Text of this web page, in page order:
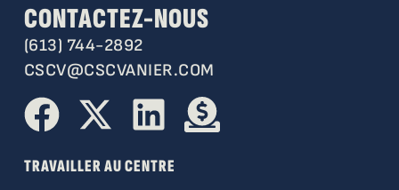
CONTACTEZ-NOUS
(613) 744-2892
CSCV@CSCVANIER.COM
TRAVAILLER AU CENTRE